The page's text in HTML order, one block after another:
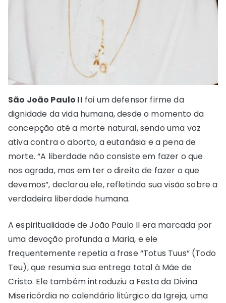
São João Paulo II foi um defensor firme da
dignidade da vida humana, desde o momento da
concepção até a morte natural, sendo uma voz
ativa contra o aborto, a eutanásia e a pena de
morte. “A liberdade não consiste em fazer o que
nos agrada, mas em ter o direito de fazer o que
devemos”, declarou ele, refletindo sua visão sobre a
verdadeira liberdade humana.
A espiritualidade de João Paulo II era marcada por
uma devoção profunda a Maria, e ele
frequentemente repetia a frase “Totus Tuus” (Todo
Teu), que resumia sua entrega total à Mãe de
Cristo. Ele também introduziu a Festa da Divina
Misericórdia no calendário litúrgico da Igreja, uma